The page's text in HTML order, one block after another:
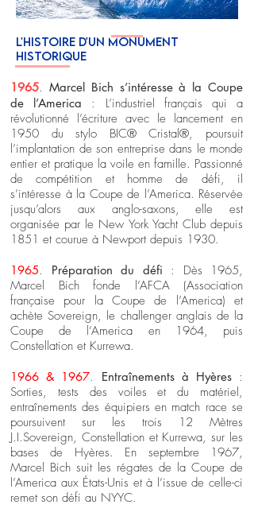
L'HISTOIRE D'UN MONUMENT
HISTORIQUE
1965. Marcel Bich s’intéresse à la Coupe
de l’America : L’industriel français qui a
révolutionné l’écriture avec le lancement en
1950 du stylo BIC® Cristal®, poursuit
l’implantation de son entreprise dans le monde
entier et pratique la voile en famille. Passionné
de compétition et homme de défi, il
s’intéresse à la Coupe de l’America. Réservée
jusqu’alors aux anglo-saxons, elle est
organisée par le New York Yacht Club depuis
1851 et courue à Newport depuis 1930.
1965. Préparation du défi : Dès 1965,
Marcel Bich fonde l’AFCA (Association
française pour la Coupe de l’America) et
achète Sovereign, le challenger anglais de la
Coupe de l’America en 1964, puis
Constellation et Kurrewa.
1966 & 1967. Entraînements à Hyères:
Sorties, tests des voiles et du matériel,
entraînements des équipiers en match race se
poursuivent sur les trois 12 Mètres
J.I.Sovereign, Constellation et Kurrewa, sur les
bases de Hyères. En septembre 1967,
Marcel Bich suit les régates de la Coupe de
l’America aux États-Unis et à l’issue de celle-ci
remet son défi au NYYC.